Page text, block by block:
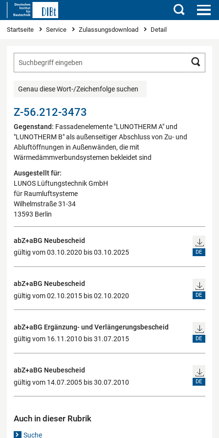
Suchen
Sie sind hier
Startseite Service Zulassungsdownload Detail
Genau diese Wort-/Zeichenfolge suchen
Z-56.212-3473
Gegenstand: Fassadenelemente "LUNOTHERM A" und
"LUNOTHERM B" als außenseitiger Abschluss von Zu- und
Abluftöffnungen in Außenwänden, die mit
Wärmedämmverbundsystemen bekleidet sind
Ausgestellt für:
LUNOS Lüftungstechnik GmbH
für Raumluftsysteme
Wilhelmstraße 31-34
13593 Berlin
abZ+aBG Neubescheid
gültig vom 03.10.2020 bis 03.10.2025
DE
abZ+aBG Neubescheid
gültig vom 02.10.2015 bis 02.10.2020
DE
abZ+aBG Ergänzung- und Verlängerungsbescheid
gültig vom 16.11.2010 bis 31.07.2015
DE
abZ+aBG Neubescheid
gültig vom 14.07.2005 bis 30.07.2010
DE
Auch in dieser Rubrik
Suche